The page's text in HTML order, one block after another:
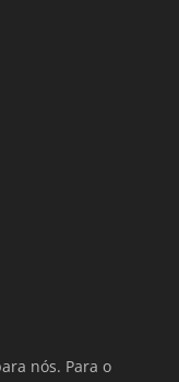
nós. Para o